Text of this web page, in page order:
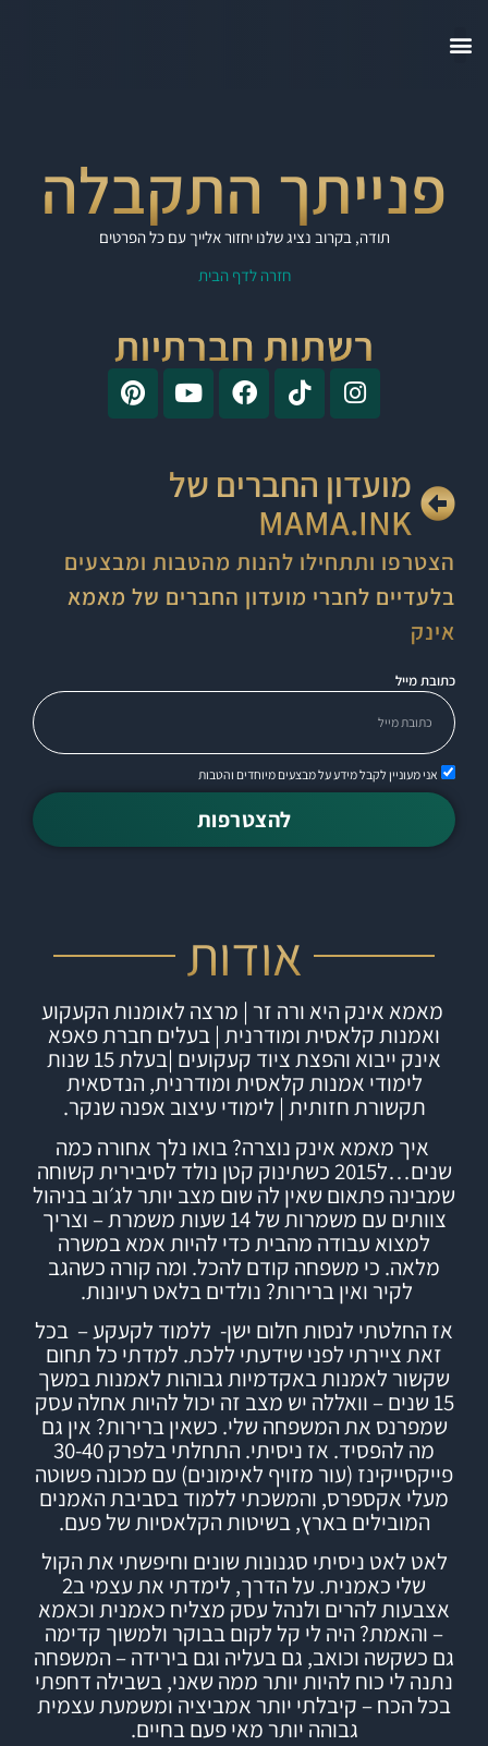
פנייתך התקבלה
תודה, בקרוב נציג שלנו יחזור אלייך עם כל הפרטים
חזרה לדף הבית
רשתות חברתיות
מועדון החברים של
MAMA.INK
הצטרפו ותתחילו להנות מהטבות ומבצעים
בלעדיים לחברי מועדון החברים של מאמא
אינק
כתובת מייל
אני מעוניין לקבל מידע על מבצעים מיוחדים והטבות
להצטרפות
אודות
מאמא אינק היא ורה זר | מרצה לאומנות הקעקוע
ואמנות קלאסית ומודרנית | בעלים חברתפאפא
אינק ייבוא והפצת ציוד קעקועים |
בעלת 15 שנות
לימודי אמנות קלאסית ומודרנית, הנדסאית
תקשורת חזותית | לימודי עיצוב אפנה שנקר.
איך מאמא אינק נוצרה?בואו נלך אחורה כמה
שנים…ל2015 כשתינוק קטן נולד לסיבירית קשוחה
שמבינה פתאום שאין לה שום מצב יותר לג׳וב בניהול
צוותים עם משמרות של 14 שעות משמרת – וצריך
למצוא עבודה מהבית כדי להיות אמא במשרה
מלאה. כי משפחה קודם להכל. ומה קורה כשהגב
לקיר ואין ברירות? נולדים בלאט רעיונות.
אז החלטתי לנסות חלום ישן- ללמוד לקעקע – בכל
זאת ציירתי לפני שידעתי ללכת. למדתי כל תחום
שקשור לאמנות באקדמיות גבוהות לאמנות במשך
15 שנים – וואללה יש מצב זה יכול להיות אחלה עסק
שמפרנס את המשפחה שלי. כשאין ברירות? אין גם
מה להפסיד. אז ניסיתי.
התחלתי בלפרק 30-40
פייקסייקינז (עור מזויף לאימונים) עם מכונה פשוטה
מעלי אקספרס, והמשכתי ללמודבסביבת האמנים
המובילים בארץ,בשיטות הקלאסיות של פעם.
לאט לאט ניסיתי סגנונות שונים וחיפשתי את הקול
שלי כאמנית. על הדרך, לימדתי את עצמי ב2
אצבעות להרים ולנהל עסק מצליח כאמנית וכאמא
– והאמת? היה לי קל לקום בבוקר ולמשוך קדימה
גם כשקשה וכואב, גם בעליה וגם בירידה – המשפחה
נתנה לי כוח להיות יותר ממה שאני, בשבילה דחפתי
בכל הכח – קיבלתי יותר אמביציה ומשמעת עצמית
גבוהה יותר מאי פעם בחיים.